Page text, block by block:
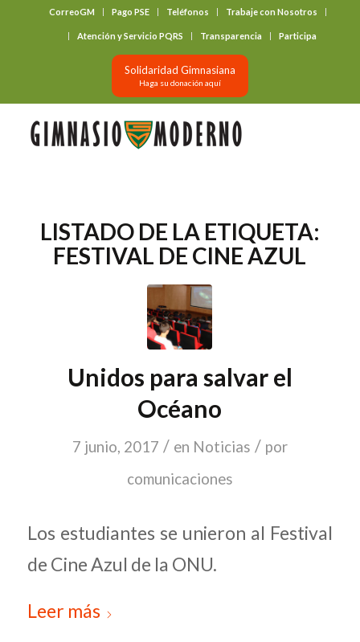
CorreoGM Pago PSE Teléfonos Trabaje con Nosotros
Atención y Servicio PQRS Transparencia Participa
Solidaridad Gimnasiana
Haga su donación aquí
LISTADO DE LA ETIQUETA:
FESTIVAL DE CINE AZUL
Unidos para salvar el
Océano
7 junio, 2017 / en Noticias / por
comunicaciones
Los estudiantes se unieron al Festival
de Cine Azul de la ONU.
Leer más